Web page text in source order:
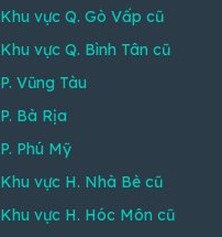
Khu vực Q. Gò Vấp cũ
Khu vực Q. Bình Tân cũ
P. Vũng Tàu
P. Bà Rịa
P. Phú Mỹ
Khu vực H. Nhà Bè cũ
Khu vực H. Hóc Môn cũ